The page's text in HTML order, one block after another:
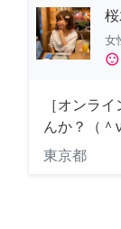
女
sentiment_satisfied
［オンラ
んか？（＾
東京都